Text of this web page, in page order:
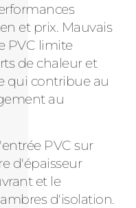
et prix. Mauvais
PVC limite
de chaleur et
qui contribue au
au
PVC sur
d'épaisseur
et le
d'isolation.